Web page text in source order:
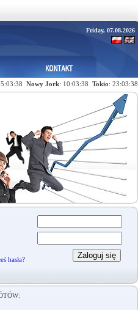
Friday, 07.08.2026
Nowy Jork: 10:03:38 Tokio: 23:03:38
hasła?